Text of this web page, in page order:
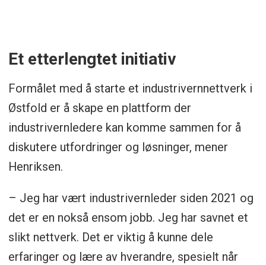
Et etterlengtet initiativ
Formålet med å starte et industrivernnettverk i
Østfold er å skape en plattform der
industrivernledere kan komme sammen for å
diskutere utfordringer og løsninger, mener
Henriksen.
– Jeg har vært industrivernleder siden 2021 og
det er en nokså ensom jobb. Jeg har savnet et
slikt nettverk. Det er viktig å kunne dele
erfaringer og lære av hverandre, spesielt når